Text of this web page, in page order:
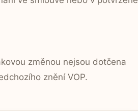
změnou nejsou dotčena
znění VOP.